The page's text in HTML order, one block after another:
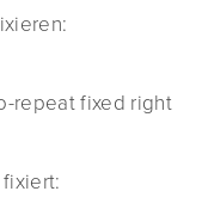
repeat fixed right